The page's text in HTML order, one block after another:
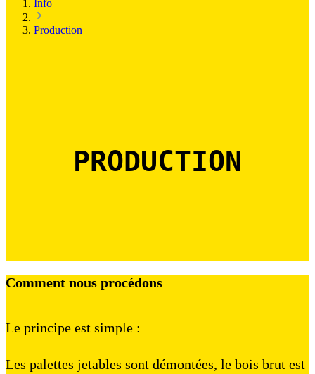
Info
Production
PRODUCTION
Comment nous procédons
Le principe est simple :
Les palettes jetables sont démontées, le bois brut est